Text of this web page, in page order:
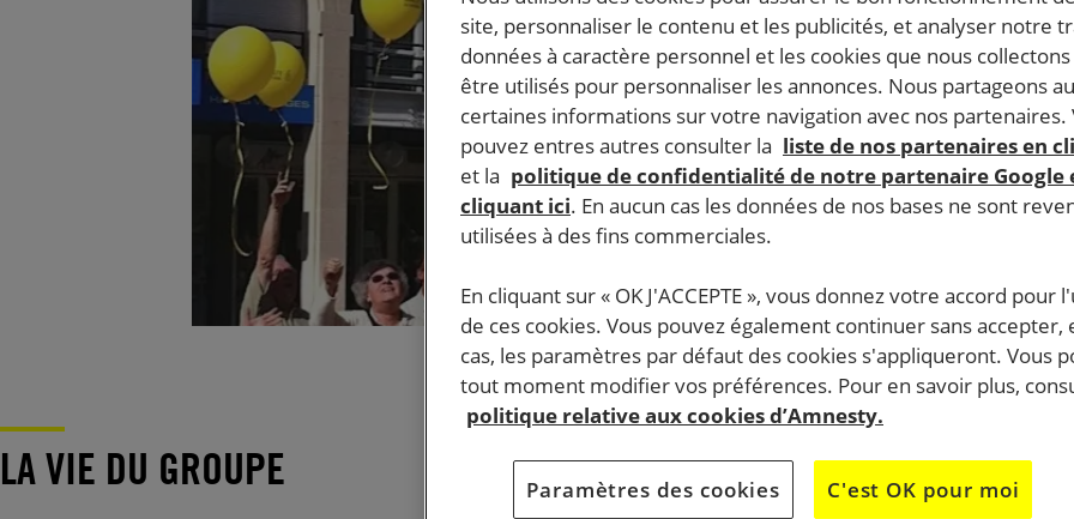
LA VIE DU GROUPE
site, personnaliser le contenu et les publicités, et analyser notre
données à caractère personnel et les cookies que nous
être utilisés pour personnaliser les annonces. Nous partageons
certaines informations sur votre navigation avec nos partenaires.
pouvez entres autres consulter la liste de nos partenaires en
et la politique de confidentialité de notre partenaire Google
cliquant ici. En aucun cas les données de nos bases ne sont
utilisées à des fins commerciales.
En cliquant sur « OK J'ACCEPTE », vous donnez votre accord pour
de ces cookies. Vous pouvez également continuer sans accepter,
cas, les paramètres par défaut des cookies s'appliqueront. Vous
tout moment modifier vos préférences. Pour en savoir plus,
politique relative aux cookies d’Amnesty.
Paramètres des cookies C'est OK pour moi